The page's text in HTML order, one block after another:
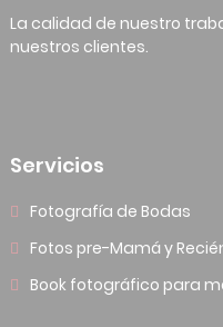
La calidad de nuestro
nuestros clientes.
Servicios
Fotografía de Bodas
Fotos pre-Mamá y
Book fotográfico para